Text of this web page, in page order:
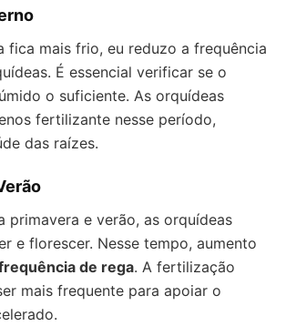
fica mais frio, eu reduzo a frequência
É essencial verificar se o
o suficiente. As orquídeas
fertilizante nesse período,
das raízes.
primavera e verão, as orquídeas
e florescer. Nesse tempo, aumento
de rega. A fertilização
mais frequente para apoiar o